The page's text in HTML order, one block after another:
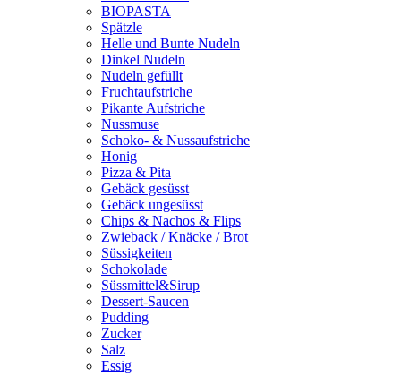
BIOPASTA
Spätzle
Helle und Bunte Nudeln
Dinkel Nudeln
Nudeln gefüllt
Fruchtaufstriche
Pikante Aufstriche
Nussmuse
Schoko- & Nussaufstriche
Honig
Pizza & Pita
Gebäck gesüsst
Gebäck ungesüsst
Chips & Nachos & Flips
Zwieback / Knäcke / Brot
Süssigkeiten
Schokolade
Süssmittel&Sirup
Dessert-Saucen
Pudding
Zucker
Salz
Essig